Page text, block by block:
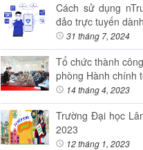
Cách sử dụng
đảo trực tuyến
31 tháng 7, 2024
Tổ chức thành
phòng Hành chính
14 tháng 4, 2023
Trường Đại học
2023
12 tháng 1, 2023